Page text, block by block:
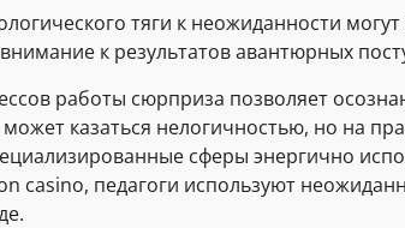
тяги к неожиданности
к результатов авантюрных
работы сюрприза позволяет
казаться нелогичностью, но на
сферы энергично
casino, педагоги используют